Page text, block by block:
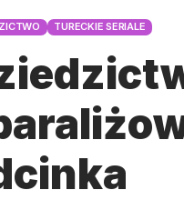
TURECKIE SERIALE